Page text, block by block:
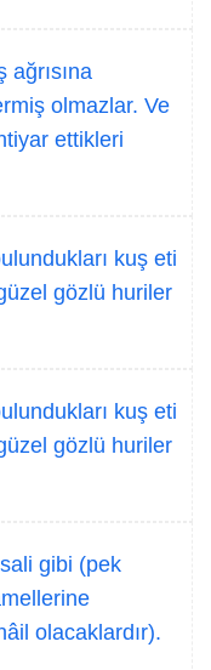
olmazlar. Ve
ettikleri
kuş eti
gözlü huriler
kuş eti
gözlü huriler
gibi (pek
olacaklardır).